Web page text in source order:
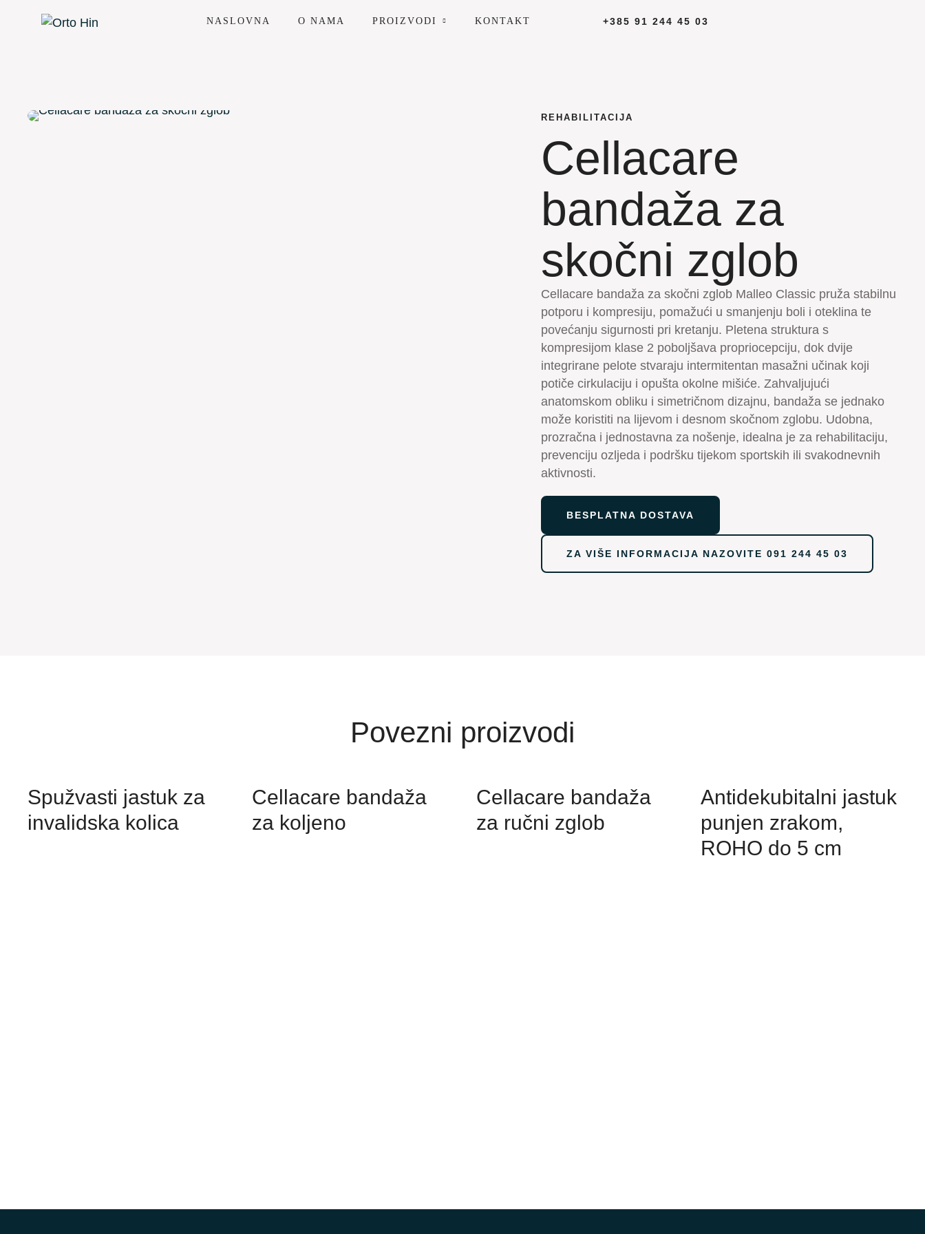
NASLOVNA O NAMA PROIZVODI KONTAKT +385 91 244 45 03
REHABILITACIJA
Cellacare
bandaža za
skočni zglob
Cellacare bandaža za skočni zglob Malleo Classic pruža stabilnu
potporu i kompresiju, pomažući u smanjenju boli i oteklina te
povećanju sigurnosti pri kretanju. Pletena struktura s
kompresijom klase 2 poboljšava propriocepciju, dok dvije
integrirane pelote stvaraju intermitentan masažni učinak koji
potiče cirkulaciju i opušta okolne mišiće. Zahvaljujući
anatomskom obliku i simetričnom dizajnu, bandaža se jednako
može koristiti na lijevom i desnom skočnom zglobu. Udobna,
prozračna i jednostavna za nošenje, idealna je za rehabilitaciju,
prevenciju ozljeda i podršku tijekom sportskih ili svakodnevnih
aktivnosti.
BESPLATNA DOSTAVA
ZA VIŠE INFORMACIJA NAZOVITE 091 244 45 03
Povezni proizvodi
Spužvasti jastuk za
invalidska kolica
Cellacare bandaža
za koljeno
Cellacare bandaža
za ručni zglob
Antidekubitalni jastuk
punjen zrakom,
ROHO do 5 cm